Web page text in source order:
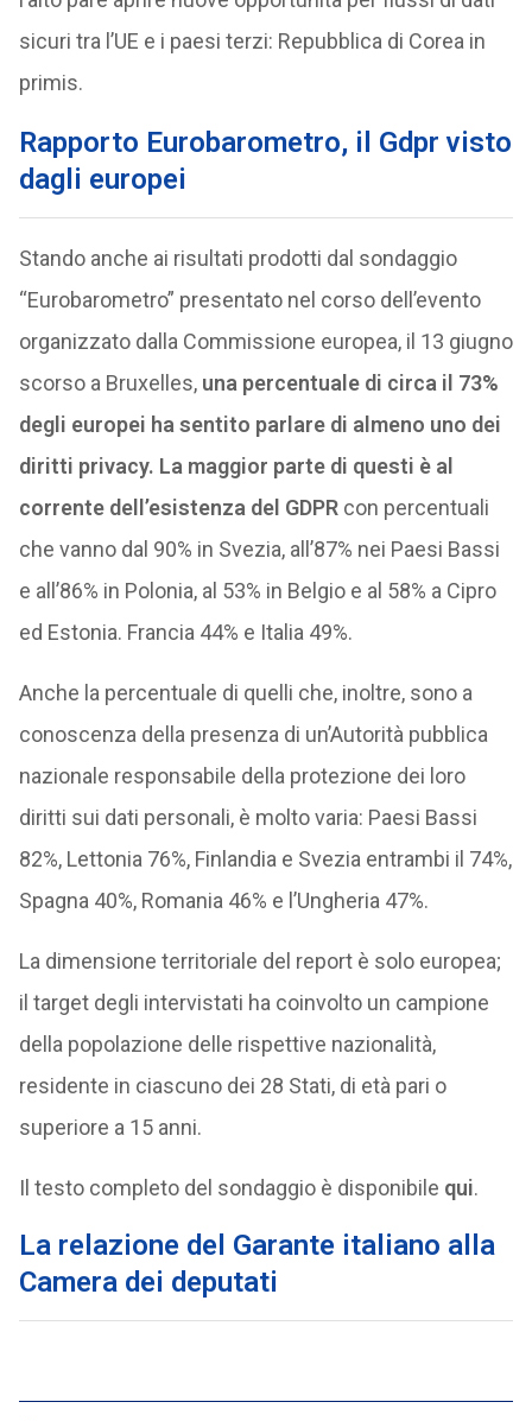
sicuri tra l’UE e i paesi terzi: Repubblica di Corea in
primis.
Rapporto Eurobarometro, il Gdpr visto
dagli europei
Stando anche ai risultati prodotti dal sondaggio
“Eurobarometro” presentato nel corso dell’evento
organizzato dalla Commissione europea, il 13 giugno
scorso a Bruxelles, una percentuale di circa il 73%
degli europei ha sentito parlare di almeno uno dei
diritti privacy. La maggior parte di questi è al
corrente dell’esistenza del GDPRcon percentuali
che vanno dal 90% in Svezia, all’87% nei Paesi Bassi
e all’86% in Polonia, al 53% in Belgio e al 58% a Cipro
ed Estonia. Francia 44% e Italia 49%.
Anche la percentuale di quelli che, inoltre, sono a
conoscenza della presenza di un’Autorità pubblica
nazionale responsabile della protezione dei loro
diritti sui dati personali, è molto varia: Paesi Bassi
82%, Lettonia 76%, Finlandia e Svezia entrambi il 74%,
Spagna 40%, Romania 46% e l’Ungheria 47%.
La dimensione territoriale del report è solo europea;
il target degli intervistati ha coinvolto un campione
della popolazione delle rispettive nazionalità,
residente in ciascuno dei 28 Stati, di età pari o
superiore a 15 anni.
Il testo completo del sondaggio è disponibile qui.
La relazione del Garante italiano alla
Camera dei deputati